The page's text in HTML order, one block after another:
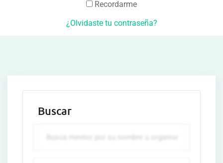
Recordarme
¿Olvidaste tu contraseña?
Buscar